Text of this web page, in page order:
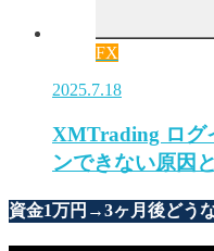
FX
2025.7.18
XMTrading ログ
ンできない原因
資金1万円→3ヶ月後どう